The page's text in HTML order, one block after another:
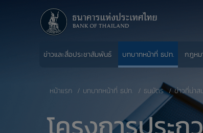
ข่าวและสื่อประชาสัมพันธ์ บทบาทหน้าที่ ธปท. กฎหม
หน้าแรก บทบาทหน้าที่ ธปท. ธนบัตร ข่าวที่น่าส